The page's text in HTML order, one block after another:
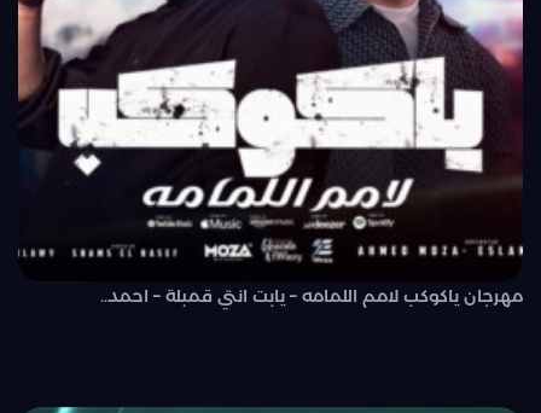
مهرجان ياكوكب لامم اللمامه – يابت انتي قمبلة – احمد..